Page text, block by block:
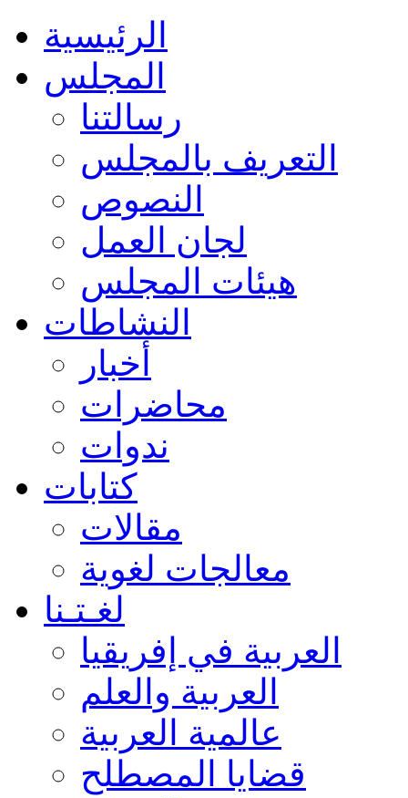
الرئيسية
المجلس
رسالتنا
التعريف بالمجلس
النصوص
لجان العمل
هيئات المجلس
النشاطات
أخبار
محاضرات
ندوات
كتابات
مقالات
معالجات لغوية
لغـتـنا
العربية في إفريقيا
العربية والعلم
عالمية العربية
قضايا المصطلح